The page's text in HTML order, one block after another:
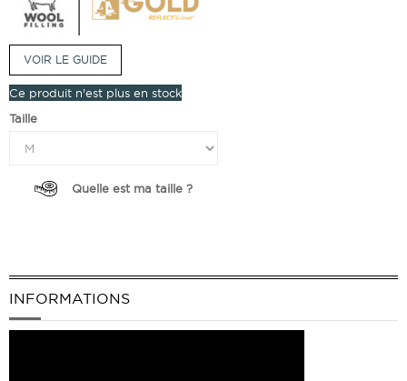
VOIR LE GUIDE
Ce produit n'est plus en stock
Taille
Quelle est ma taille ?
INFORMATIONS